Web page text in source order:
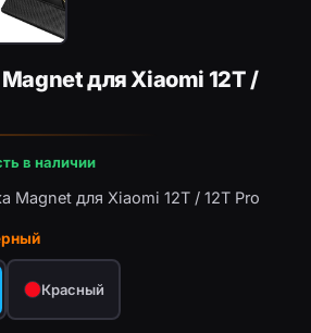
для Xiaomi 12T /
в наличии
Magnet для Xiaomi 12T / 12T Pro
Красный